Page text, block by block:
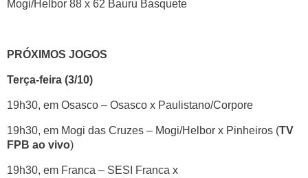
Mogi/Helbor 88 x 62 Bauru Basquete
PRÓXIMOS JOGOS
Terça-feira (3/10)
19h30, em Osasco – Osasco x Paulistano/Corpore
19h30, em Mogi das Cruzes – Mogi/Helbor x Pinheiros (TV
FPB ao vivo)
19h30, em Franca – SESI Franca x